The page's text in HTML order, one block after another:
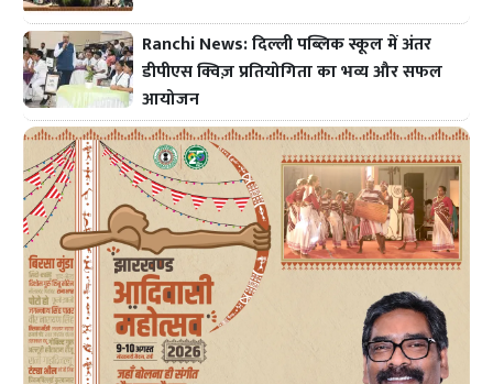
Ranchi News: दिल्ली पब्लिक स्कूल में अंतर
डीपीएस क्विज़ प्रतियोगिता का भव्य और सफल
आयोजन